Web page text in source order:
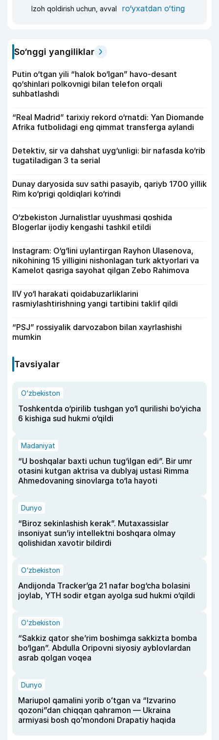
Izoh qoldirish uchun, avval ro‘yxatdan o‘ting
So‘nggi yangiliklar
Putin o‘tgan yili “halok bo‘lgan” havo-desant
qo‘shinlari polkovnigi bilan telefon orqali
suhbatlashdi
“Real Madrid” tarixiy rekord o‘rnatdi: Yan Diomande
Afrika futbolidagi eng qimmat transferga aylandi
Detektiv, sir va dahshat uyg‘unligi: bir nafasda ko‘rib
tugatiladigan 3 ta serial
Dunay daryosida suv sathi pasayib, qariyb 1700 yillik
Rim ko‘prigi qoldiqlari ko‘rindi
O‘zbekiston Jurnalistlar uyushmasi qoshida
Blogerlar ijodiy kengashi tashkil etildi
Instagram: O‘g‘lini uylantirgan Rayhon Ulasenova,
nikohining 15 yilligini nishonlagan turk aktyorlari va
Kamelot qasriga sayohat qilgan Zebo Rahimova
IIV yo‘l harakati qoidabuzarliklarini
rasmiylashtirishning yangi tartibini taklif qildi
“PSJ” rossiyalik darvozabon bilan xayrlashishi
mumkin
Tavsiyalar
O‘zbekiston
Toshkentda o‘pirilib tushgan yo‘l qurilishi bo‘yicha
6 kishiga sud hukmi o‘qildi
Madaniyat
“U boshqalar baxti uchun tug‘ilgan edi”. Bir umr
otasini kutgan aktrisa va dublyaj ustasi Rimma
Ahmedovaning sinovlarga to‘la hayoti
Dunyo
“Biroz sekinlashish kerak”. Mutaxassislar
insoniyat sun’iy intellektni boshqara olmay
qolishidan xavotir bildirdi
O‘zbekiston
Andijonda Tracker’ga 21 nafar bog‘cha bolasini
joylab, YTH sodir etgan ayolga sud hukmi o‘qildi
O‘zbekiston
“Sakkiz qator she’rim boshimga sakkizta bomba
bo‘lgan”. Abdulla Oripovni siyosiy ayblovlardan
asrab qolgan voqea
Dunyo
Mariupol qamalini yorib oʻtgan va “Izvarino
qozoni”dan chiqqan qahramon — Ukraina
armiyasi bosh qoʻmondoni Drapatiy haqida